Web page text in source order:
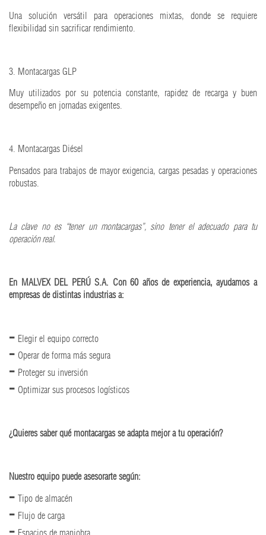
Una solución versátil para operaciones mixtas, donde se requiere
flexibilidad sin sacrificar rendimiento.
3. Montacargas GLP
Muy utilizados por su potencia constante, rapidez de recarga y buen
desempeño en jornadas exigentes.
4. Montacargas Diésel
Pensados para trabajos de mayor exigencia, cargas pesadas y operaciones
robustas.
La clave no es “tener un montacargas”, sino tener el adecuado para tu
operación real.
En MALVEX DEL PERÚ S.A. Con 60 años de experiencia, ayudamos a
empresas de distintas industrias a:
Elegir el equipo correcto
Operar de forma más segura
Proteger su inversión
Optimizar sus procesos logísticos
¿Quieres saber qué montacargas se adapta mejor a tu operación?
Nuestro equipo puede asesorarte según:
Tipo de almacén
Flujo de carga
Espacios de maniobra